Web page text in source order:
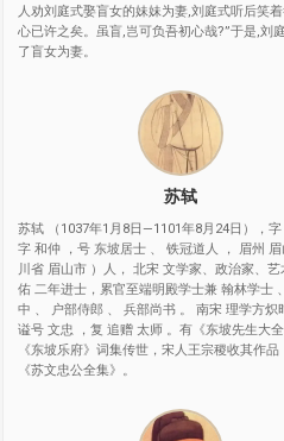
人劝刘庭式娶盲女的妹妹为妻,刘庭式听后笑
心已许之矣。虽盲,岂可负吾初心哉?”于是,刘
了盲女为妻。
苏轼
苏轼 （1037年1月8日—1101年8月24日），
字 和仲 ，号 东坡居士 、 铁冠道人 ， 眉州
川省 眉山市 ）人， 北宋 文学家、政治家、
佑 二年进士，累官至端明殿学士兼 翰林学士
中 、 户部侍郎 、 兵部尚书 。 南宋 理学方炽
谥号 文忠 ，复 追赠 太师 。有《东坡先生大
《东坡乐府》词集传世，宋人王宗稷收其作品
《苏文忠公全集》。